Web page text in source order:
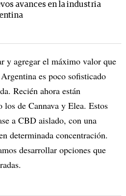
avances en la industria
y agregar el máximo valor que
es poco sofisticado
Recién ahora están
los de Cannava y Elea. Estos
a CBD aislado, con una
determinada concentración.
desarrollar opciones que